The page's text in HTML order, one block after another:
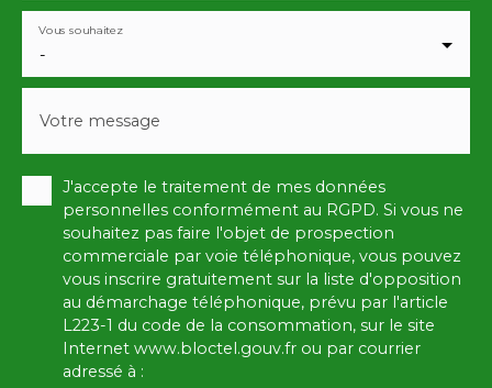
-
Vous souhaitez
Votre message
J'accepte le traitement de mes données
personnelles conformément au RGPD. Si vous ne
souhaitez pas faire l'objet de prospection
commerciale par voie téléphonique, vous pouvez
vous inscrire gratuitement sur la liste d'opposition
au démarchage téléphonique, prévu par l'article
L223-1 du code de la consommation, sur le site
Internet www.bloctel.gouv.fr ou par courrier
adressé à :